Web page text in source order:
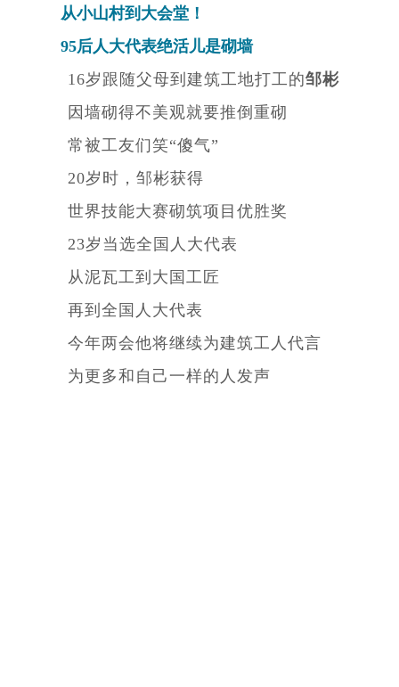
从小山村到大会堂！
95后人大代表绝活儿是砌墙
16岁跟随父母到建筑工地打工的邹彬
因墙砌得不美观就要推倒重砌
常被工友们笑“傻气”
20岁时，邹彬获得
世界技能大赛砌筑项目优胜奖
23岁当选全国人大代表
从泥瓦工到大国工匠
再到全国人大代表
今年两会他将继续为建筑工人代言
为更多和自己一样的人发声